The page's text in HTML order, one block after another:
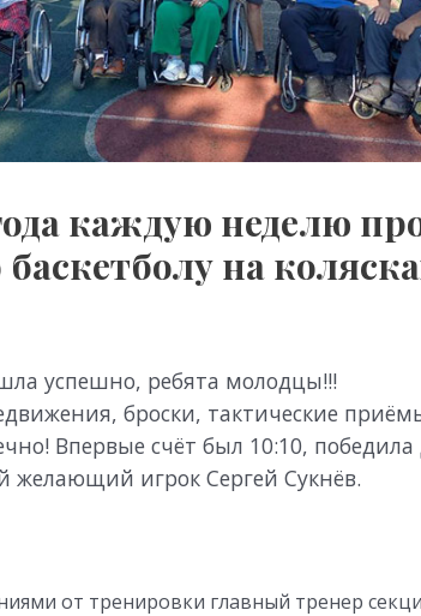
каждую неделю
на
успешно, ребята молодцы!!!
броски, тактические
Впервые счёт был 10:10, победила
желающий игрок Сергей Сукнёв.
от тренировки главный тренер